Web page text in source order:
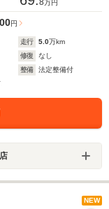
万円
円
走行 5.0万km
修復
なし
整備
法定整備付
NEW